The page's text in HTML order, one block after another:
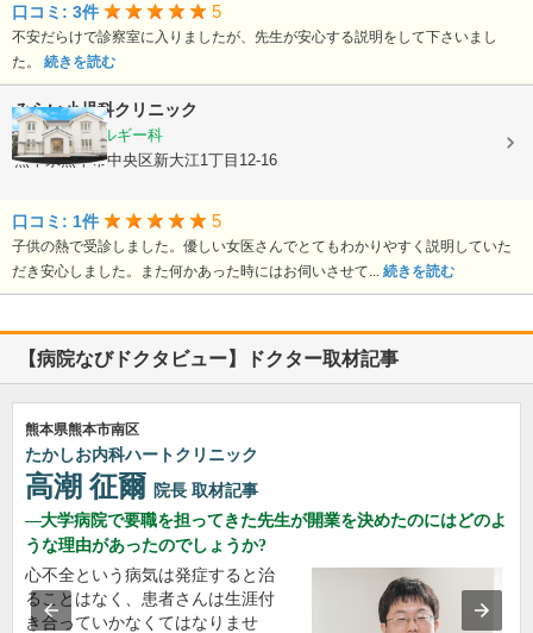
口コミ: 3件 5
不安だらけで診察室に入りましたが、先生が安心する説明をして下さいまし
た。 続きを読む
みらい小児科クリニック
小児科, アレルギー科
熊本県熊本市中央区新大江1丁目12-16
口コミ: 1件 5
子供の熱で受診しました。優しい女医さんでとてもわかりやすく説明していた
だき安心しました。また何かあった時にはお伺いさせて... 続きを読む
【病院なびドクタビュー】ドクター取材記事
熊本県熊本市南区
たかしお内科ハートクリニック
高潮 征爾 院長 取材記事
大学病院で要職を担ってきた先生が開業を決めたのにはどのよ
うな理由があったのでしょうか?
心不全という病気は発症すると治
ることはなく、患者さんは生涯付
き合っていかなくてはなりませ